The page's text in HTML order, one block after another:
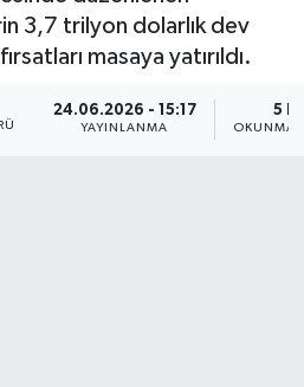
3,7 trilyon dolarlık dev
masaya yatırıldı.
24.06.2026 - 15:17
YAYINLANMA
5
OKUNMA